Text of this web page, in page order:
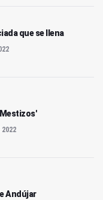
que se llena
2022
Andújar